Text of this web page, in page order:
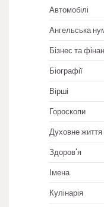
Автомобілі
Ангельська
Бізнес та
Біографії
Вірші
Гороскопи
Духовне життя
Здоров'я
Імена
Кулінарія